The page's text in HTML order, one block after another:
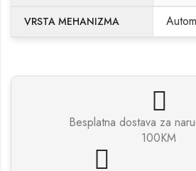
VRSTA MEHANIZMA
Besplatna dostava za
100KM